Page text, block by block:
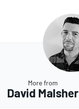
More from
David Malsher